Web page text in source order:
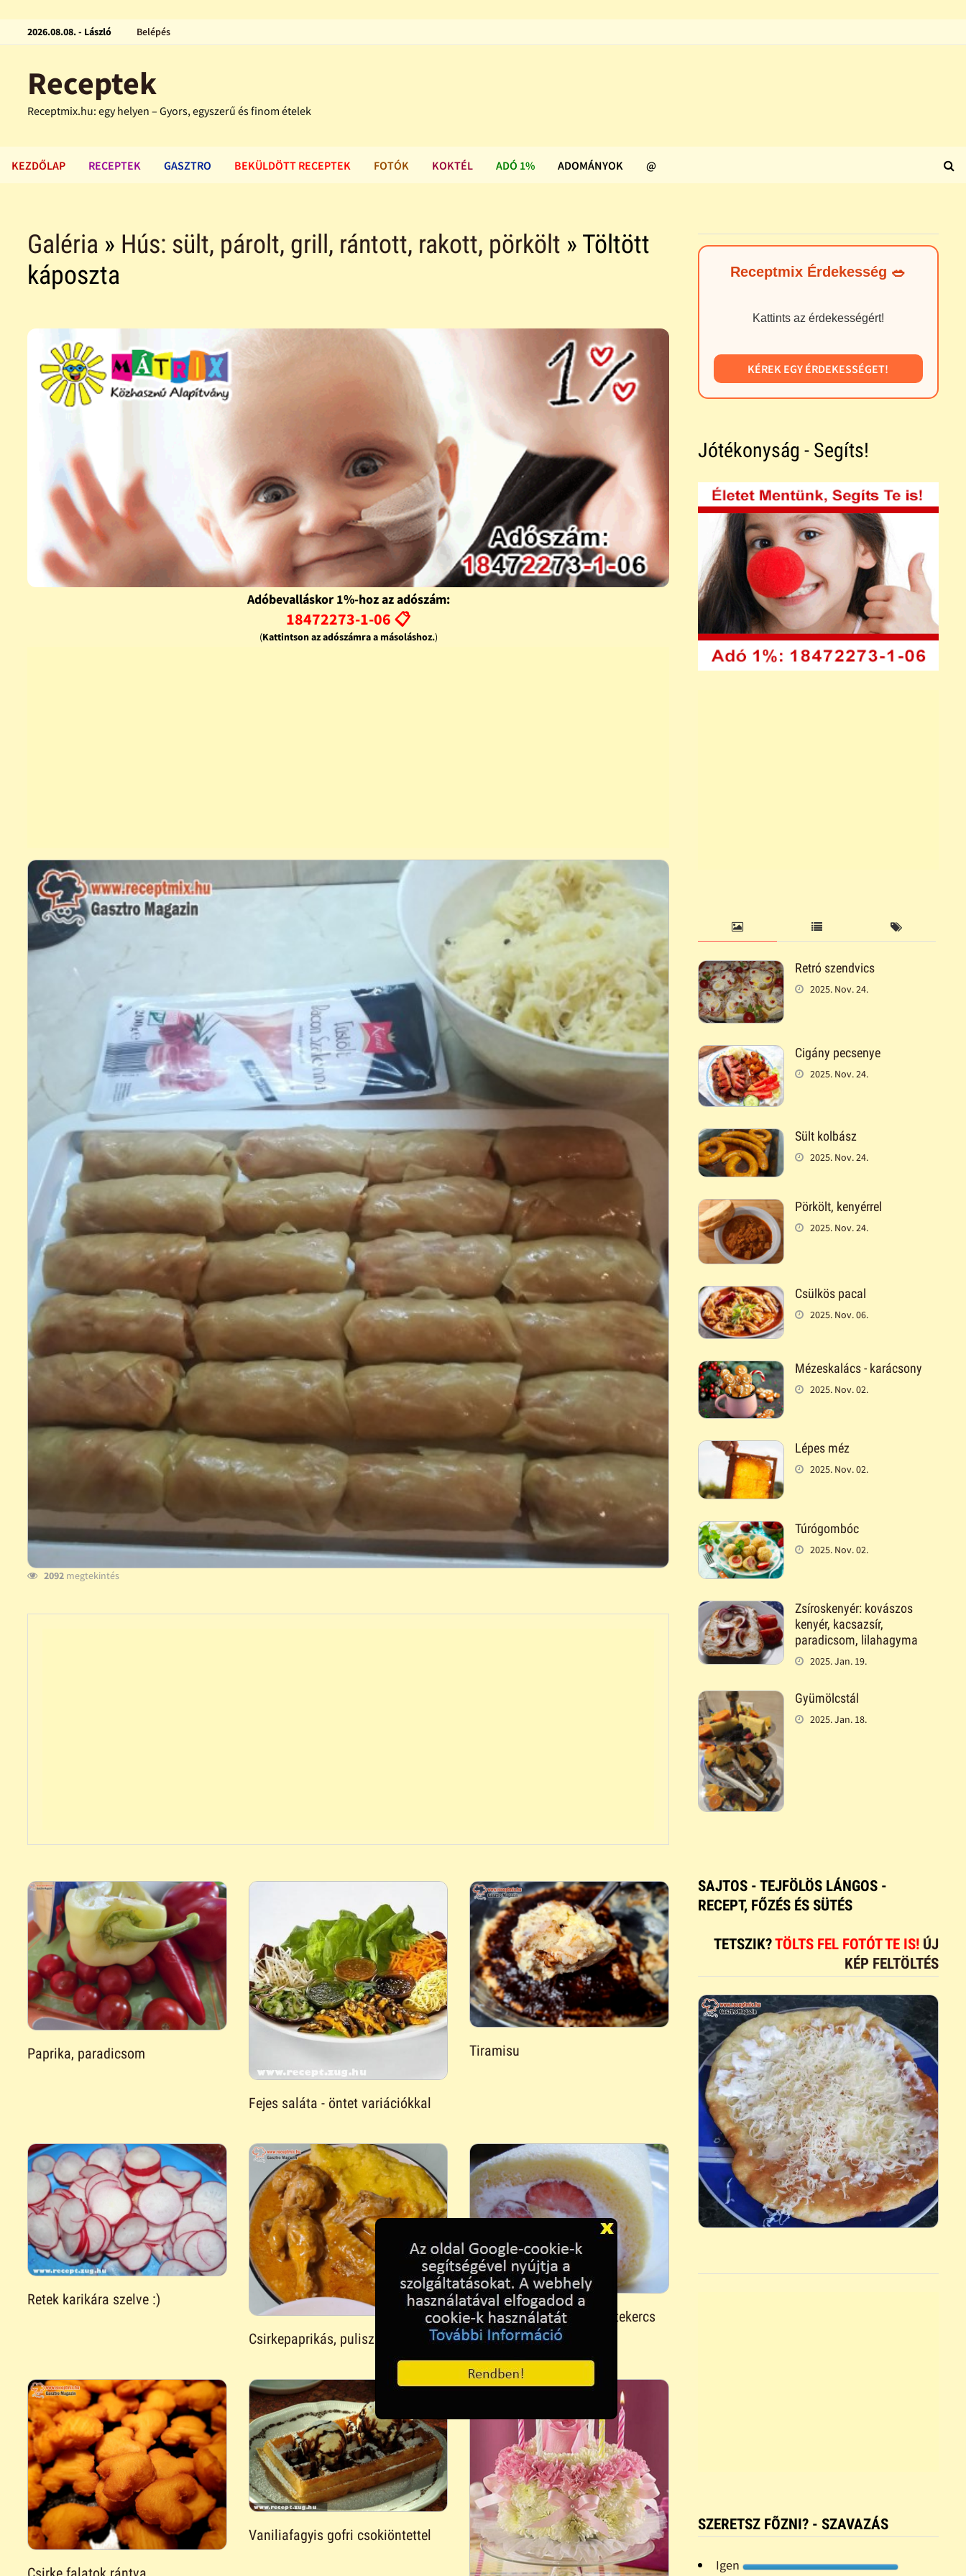
2026.08.08. - László Belépés
Receptek
Receptmix.hu: egy helyen – Gyors, egyszerű és finom ételek
KEZDŐLAP RECEPTEK GASZTRO BEKÜLDÖTT RECEPTEK FOTÓK KOKTÉL ADÓ 1% ADOMÁNYOK @
Galéria » Hús: sült, párolt, grill, rántott, rakott, pörkölt » Töltött
káposzta
Adóbevalláskor 1%-hoz az adószám:
18472273-1-06 📋
(Kattintson az adószámra a másoláshoz.)
2092 megtekintés
Paprika, paradicsom
Fejes saláta - öntet variációkkal
Tiramisu
Retek karikára szelve :)
Csirkepaprikás, puliszka
Hajtogatott epres piskótatekercs
Vaniliafagyis gofri csokiöntettel
Receptmix Érdekesség 🥗
Kattints az érdekességért!
KÉREK EGY ÉRDEKESSÉGET!
Jótékonyság - Segíts!
Retró szendvics
2025. Nov. 24.
Cigány pecsenye
2025. Nov. 24.
Sült kolbász
2025. Nov. 24.
Pörkölt, kenyérrel
2025. Nov. 24.
Csülkös pacal
2025. Nov. 06.
Mézeskalács - karácsony
2025. Nov. 02.
Lépes méz
2025. Nov. 02.
Túrógombóc
2025. Nov. 02.
Zsíroskenyér: kovászos
kenyér, kacsazsír,
paradicsom, lilahagyma
2025. Jan. 19.
Gyümölcstál
2025. Jan. 18.
SAJTOS - TEJFÖLÖS LÁNGOS -
RECEPT, FŐZÉS ÉS SÜTÉS
TETSZIK?TÖLTS FEL FOTÓT TE IS! ÚJ
KÉP FELTÖLTÉS
SZERETSZ FÕZNI? - SZAVAZÁS
Igen